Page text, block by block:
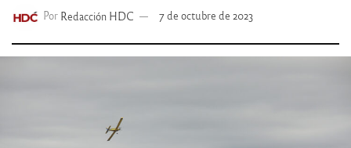
Por Redacción HDC 7 de octubre de 2023